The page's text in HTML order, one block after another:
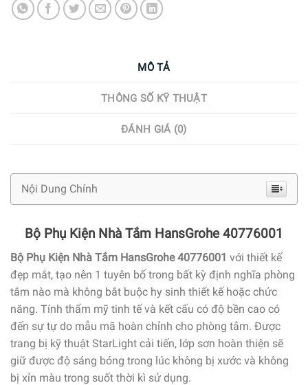
MÔ TẢ
THÔNG SỐ KỸ THUẬT
ĐÁNH GIÁ (0)
Nội Dung Chính
Bộ Phụ Kiện Nhà Tắm HansGrohe 40776001
Bộ Phụ Kiện Nhà Tắm HansGrohe 40776001 với thiết kế
đẹp mắt, tạo nên 1 tuyên bố trong bất kỳ định nghĩa phòng
tắm nào mà không bắt buộc hy sinh thiết kếhoặc chức
năng. Tính thẩm mỹ tinh tế và kết cấu có độ bền cao có
đến sự tự do mẫu mã hoàn chỉnh cho phòng tắm. Được
trang bị kỹ thuật StarLight cải tiến, lớp sơn hoàn thiện sẽ
giữ được độ sáng bóng trong lúc không bị xước và không
bị xỉn màu trong suốt thời kì sử dụng.